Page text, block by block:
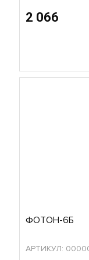
2 066
ФОТОН-6Б
АРТИКУЛ: